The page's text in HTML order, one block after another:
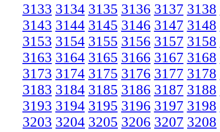
3133 3134 3135 3136 3137 3138
3143 3144 3145 3146 3147 3148
3153 3154 3155 3156 3157 3158
3163 3164 3165 3166 3167 3168
3173 3174 3175 3176 3177 3178
3183 3184 3185 3186 3187 3188
3193 3194 3195 3196 3197 3198
3203 3204 3205 3206 3207 3208